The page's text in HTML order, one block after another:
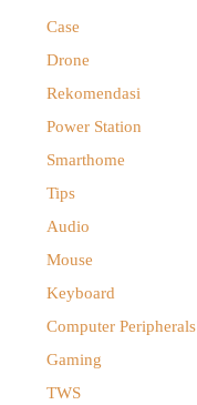
Case
Drone
Rekomendasi
Power Station
Smarthome
Tips
Audio
Mouse
Keyboard
Computer Peripherals
Gaming
TWS